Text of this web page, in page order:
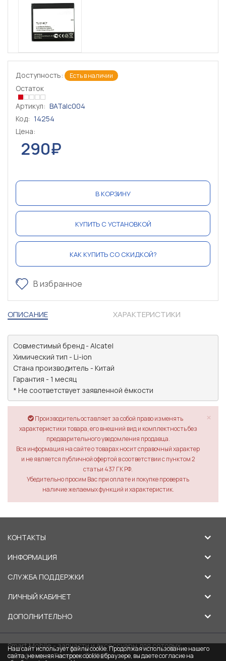
Доступность: Есть в наличии
Остаток
Артикул: BATalc004
Код: 14254
Цена:
290₽
В КОРЗИНУ
КУПИТЬ С УСТАНОВКОЙ
КАК КУПИТЬ СО СКИДКОЙ?
В избранное
ОПИСАНИЕ ХАРАКТЕРИСТИКИ
Совместимый бренд - Alcatel
Химический тип - Li-ion
Стана производитель - Китай
Гарантия - 1 месяц
* Не соответствует заявленной ёмкости
×
Производитель оставляет за собой право изменять
характеристики товара, его внешний вид и комплектность без
предварительного уведомления продавца.
Вся информация на сайте о товарах носит справочный характер
и не является публичной офертой в соответствии с пунктом 2
статьи 437 ГК РФ.
Убедительно просим Вас при оплате и покупке проверять
наличие желаемых функций и характеристик.
КОНТАКТЫ
ИНФОРМАЦИЯ
СЛУЖБА ПОДДЕРЖКИ
ЛИЧНЫЙ КАБИНЕТ
ДОПОЛНИТЕЛЬНО
Smart Mobile - запчасти и аксессуары для сотовых
телефонов в Липецке © 2026
Наш сайт использует файлы cookie. Продолжая использование нашего
сайта, не меняя настроек cookie в браузере, вы даете согласие на